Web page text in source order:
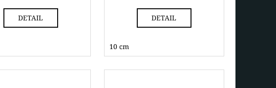
DETAIL DETAIL
10 cm